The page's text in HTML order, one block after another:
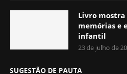
Livro
memórias e
infantil
23 de julho de
SUGESTÃO DE PAUTA